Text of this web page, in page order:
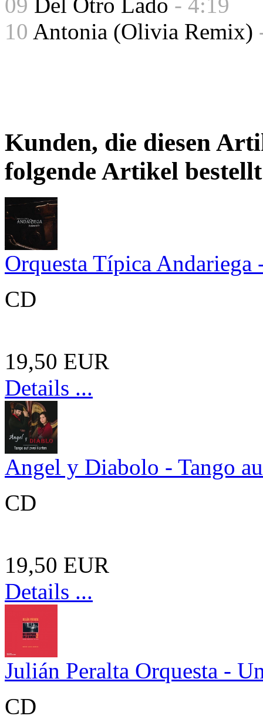
10 Antonia (Olivia Remix)
Kunden, die diesen
folgende Artikel
Orquesta Típica Andariega
CD
19,50 EUR
Details ...
Angel y Diabolo - Tango
CD
19,50 EUR
Details ...
Julián Peralta Orquesta -
CD